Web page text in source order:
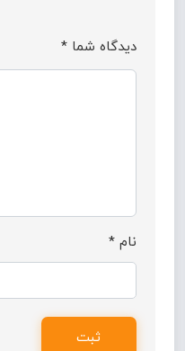
دیدگاه شما *
نام *